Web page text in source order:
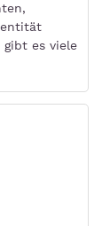
es viele